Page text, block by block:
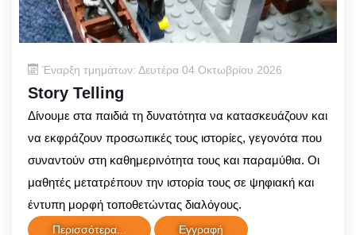
Έναρξη τμημάτων: Δευτέρα 04 Οκτωβρίου 2026
Story Telling
Δίνουμε στα παιδιά τη δυνατότητα να κατασκευάζουν και
να εκφράζουν προσωπικές τους ιστορίες, γεγονότα που
συναντούν στη καθημερινότητα τους και παραμύθια. Οι
μαθητές μετατρέπουν την ιστορία τους σε ψηφιακή και
έντυπη μορφή τοποθετώντας διαλόγους.
Περισσότερα... Εγγραφή